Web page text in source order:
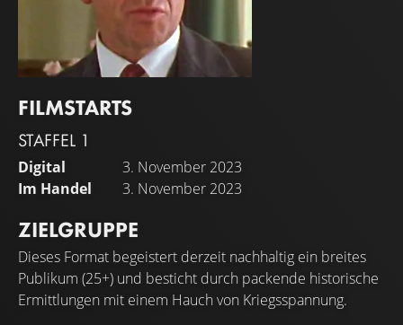
Michael Kitchen
DCS Foyle
FILMSTARTS
STAFFEL 1
Digital
3. November 2023
Im Handel
3. November 2023
ZIELGRUPPE
Dieses Format begeistert derzeit nachhaltig ein breites
Publikum (25+) und besticht durch packende historische
Ermittlungen mit einem Hauch von Kriegsspannung.